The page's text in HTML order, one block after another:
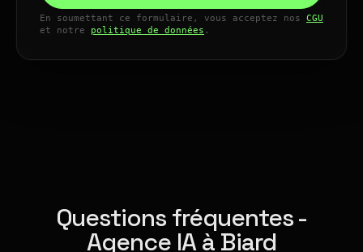
En soumettant ce formulaire, vous acceptez nos CGU
et notre politique de données .
Questions fréquentes -
Agence IA à Biard